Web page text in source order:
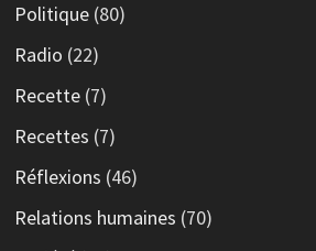
Politique(80)
Radio (22)
Recette(7)
Recettes (7)
Réflexions (46)
Relations humaines (70)